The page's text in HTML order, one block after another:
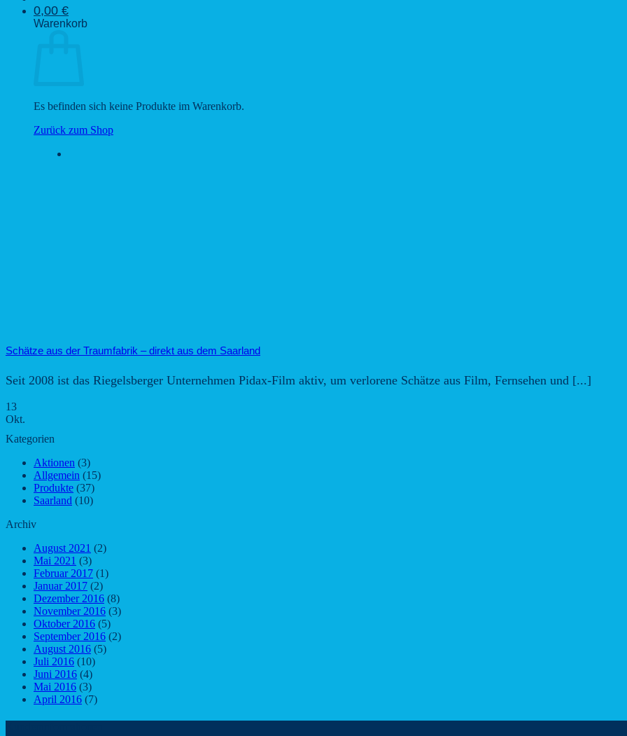
0,00 €
Warenkorb
Es befinden sich keine Produkte im Warenkorb.
Zurück zum Shop
Schätze aus der Traumfabrik – direkt aus dem Saarland
Seit 2008 ist das Riegelsberger Unternehmen Pidax-Film aktiv, um verlorene Schätze aus Film, Fernsehen und [...]
13
Okt.
Kategorien
Aktionen (3)
Allgemein (15)
Produkte (37)
Saarland (10)
Archiv
August 2021 (2)
Mai 2021 (3)
Februar 2017 (1)
Januar 2017 (2)
Dezember 2016 (8)
November 2016 (3)
Oktober 2016 (5)
September 2016 (2)
August 2016 (5)
Juli 2016 (10)
Juni 2016 (4)
Mai 2016 (3)
April 2016 (7)